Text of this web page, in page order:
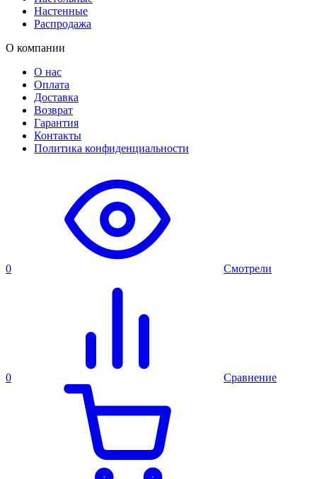
Настенные
Распродажа
О компании
О нас
Оплата
Доставка
Возврат
Гарантия
Контакты
Политика конфиденциальности
0 Смотрели
0 Сравнение